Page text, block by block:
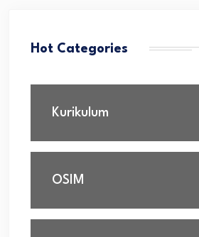
Hot Categories
Kurikulum
OSIM